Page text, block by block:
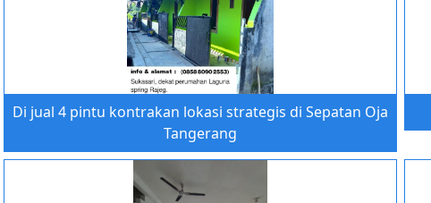
Di jual 4 pintu kontrakan lokasi strategis di Sepatan Oja
Tangerang